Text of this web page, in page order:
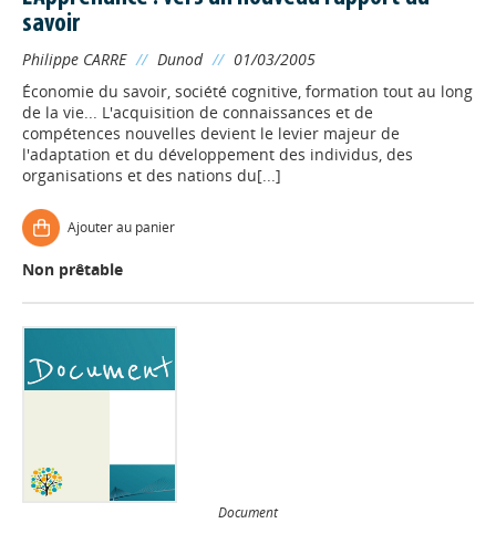
savoir
Philippe CARRE // Dunod // 01/03/2005
Économie du savoir, société cognitive, formation tout au long
de la vie... L'acquisition de connaissances et de
compétences nouvelles devient le levier majeur de
l'adaptation et du développement des individus, des
organisations et des nations du[...]
Ajouter au panier
Non prêtable
Document